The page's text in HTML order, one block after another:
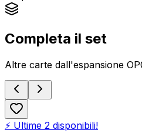
Completa il set
Altre carte dall'espansione
⚡ Ultime 2 disponibili!